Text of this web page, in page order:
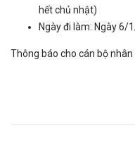
hết chủ nhật)
Ngày đi làm: Ngày 6/
Thông báo cho cán bộ
Hà Nội